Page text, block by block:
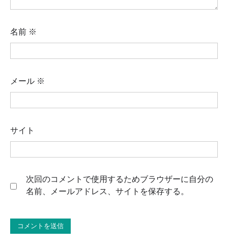
名前 ※
メール ※
サイト
次回のコメントで使用するためブラウザーに自分の
名前、メールアドレス、サイトを保存する。